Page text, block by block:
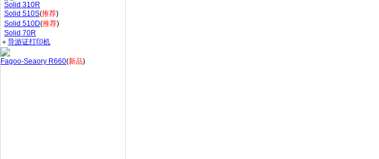
Solid 310R
Solid 510S(推荐)
Solid 510D(推荐)
Solid 70R
＋导游证打印机
Fagoo-Seaory R660(新品)